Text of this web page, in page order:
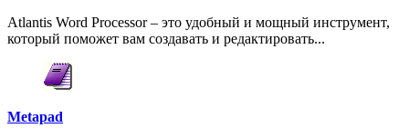
Atlantis Word Processor – это удобный и мощный инструмент,
который поможет вам создавать и редактировать...
Metapad